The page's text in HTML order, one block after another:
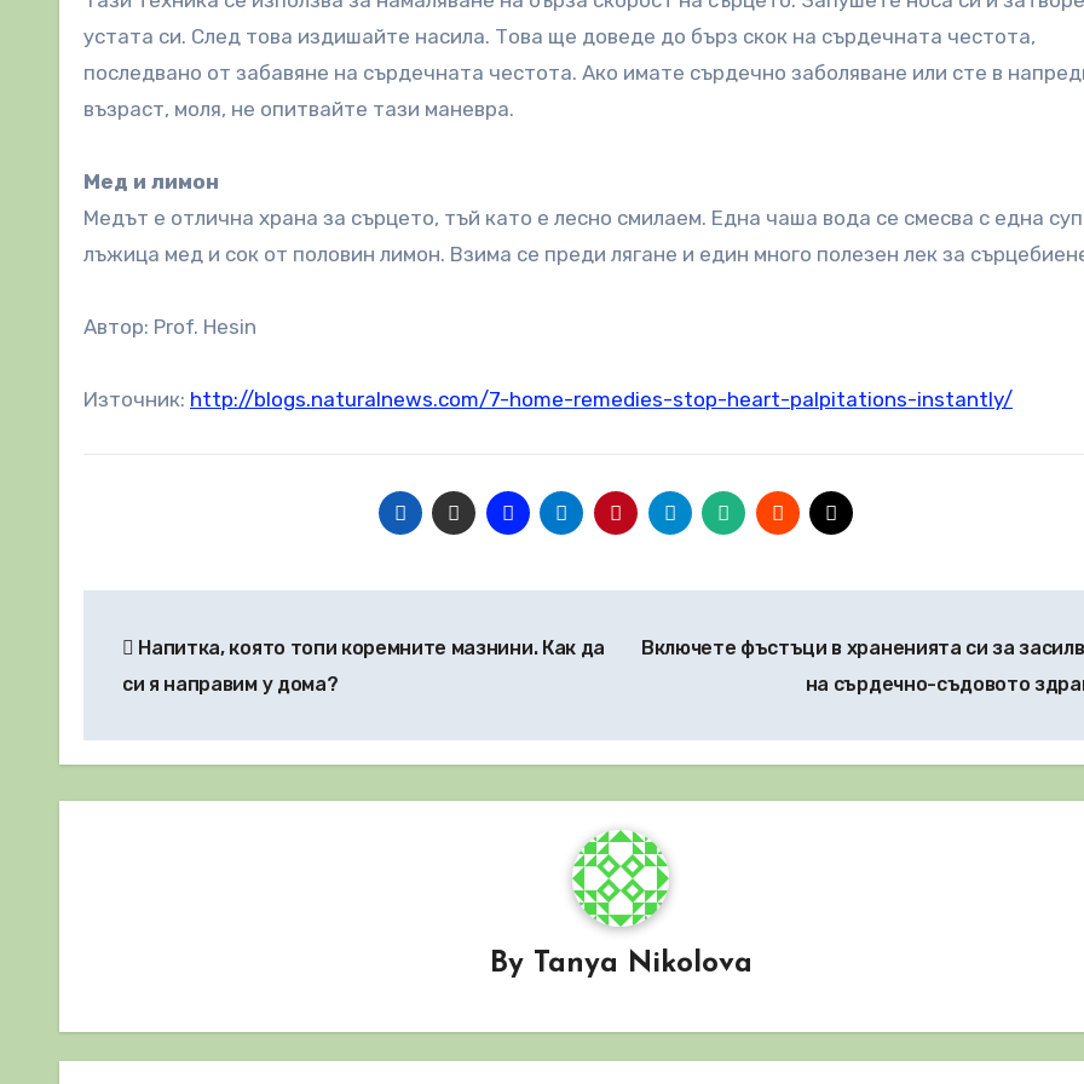
устата си. След това издишайте насила. Това ще доведе до бърз скок на сърдечната честота,
последвано от забавяне на сърдечната честота. Ако имате сърдечно заболяване или сте в
възраст, моля, не опитвайте тази маневра.
Мед и лимон
Медът е отлична храна за сърцето, тъй като е лесно смилаем. Една чаша вода се смесва с една
лъжица мед и сок от половин лимон. Взима се преди лягане и един много полезен лек за
Автор: Prof. Hesin
Източник: http://blogs.naturalnews.com/7-home-remedies-stop-heart-palpitations-instantly/
Напитка, която топи коремните мазнини. Как да
си я направим у дома?
Включете фъстъци в храненията си за
на сърдечно-съдовото
By Tanya Nikolova